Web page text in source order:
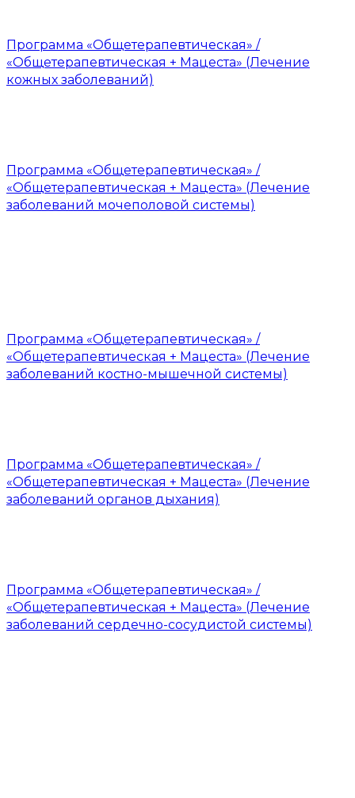
Программа «Общетерапевтическая» /
«Общетерапевтическая + Мацеста» (Лечение
кожных заболеваний)
Программа «Общетерапевтическая» /
«Общетерапевтическая + Мацеста» (Лечение
заболеваний мочеполовой системы)
Программа «Общетерапевтическая» /
«Общетерапевтическая + Мацеста» (Лечение
заболеваний костно-мышечной системы)
Программа «Общетерапевтическая» /
«Общетерапевтическая + Мацеста» (Лечение
заболеваний органов дыхания)
Программа «Общетерапевтическая» /
«Общетерапевтическая + Мацеста» (Лечение
заболеваний сердечно-сосудистой системы)